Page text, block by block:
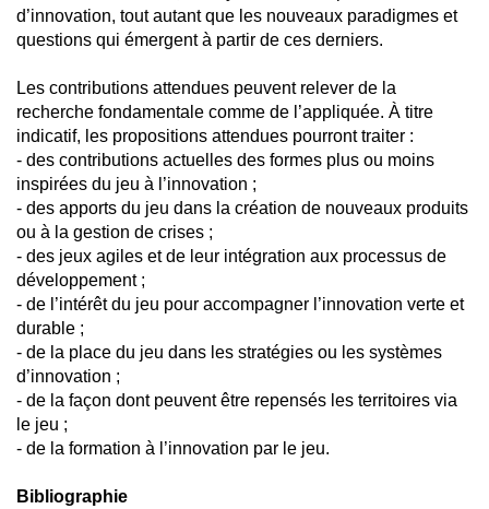
d’innovation, tout autant que les nouveaux paradigmes et
questions qui émergent à partir de ces derniers.
Les contributions attendues peuvent relever de la
recherche fondamentale comme de l’appliquée. À titre
indicatif, les propositions attendues pourront traiter :
- des contributions actuelles des formes plus ou moins
inspirées du jeu à l’innovation ;
- des apports du jeu dans la création de nouveaux produits
ou à la gestion de crises ;
- des jeux agiles et de leur intégration aux processus de
développement ;
- de l’intérêt du jeu pour accompagner l’innovation verte et
durable ;
- de la place du jeu dans les stratégies ou les systèmes
d’innovation ;
- de la façon dont peuvent être repensés les territoires via
le jeu ;
- de la formation à l’innovation par le jeu.
Bibliographie